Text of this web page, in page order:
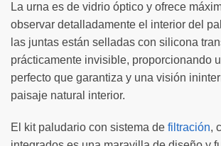
La urna es de vidrio óptico y ofrece
observar detalladamente el interior del
las juntas están selladas con silicona
prácticamente invisible, proporcionando
perfecto que garantiza y una visión
paisaje natural interior.
El kit paludario con sistema de filtración,